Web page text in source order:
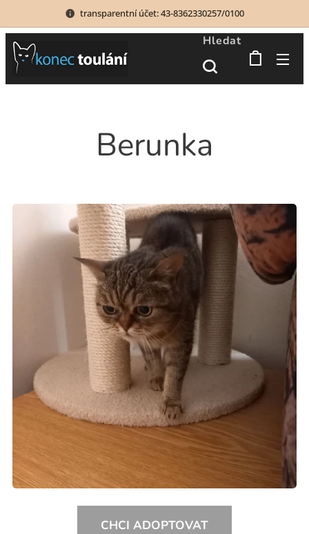
transparentní účet: 43-8362330257/0100
Hledat
Berunka
CHCI ADOPTOVAT